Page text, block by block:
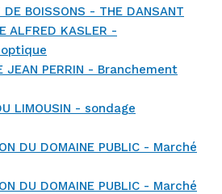
BOISSONS - THE DANSANT
ALFRED KASLER -
JEAN PERRIN - Branchement
LIMOUSIN - sondage
DU DOMAINE PUBLIC - Marché
DU DOMAINE PUBLIC - Marché